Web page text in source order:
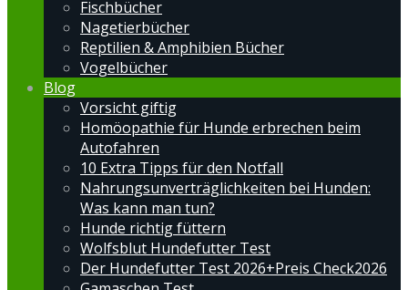
Fischbücher
Nagetierbücher
Reptilien & Amphibien Bücher
Vogelbücher
Blog
Vorsicht giftig
Homöopathie für Hunde erbrechen beim
Autofahren
10 Extra Tipps für den Notfall
Nahrungsunverträglichkeiten bei Hunden:
Was kann man tun?
Hunde richtig füttern
Wolfsblut Hundefutter Test
Der Hundefutter Test 2026+Preis Check2026